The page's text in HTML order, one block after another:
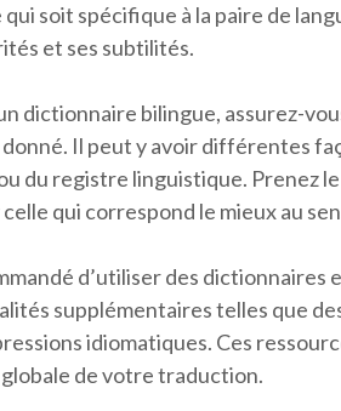
soit spécifique à la paire de
et ses subtilités.
dictionnaire bilingue, assurez-
Il peut y avoir différentes
du registre linguistique. Prenez
qui correspond le mieux au
d’utiliser des dictionnaires
supplémentaires telles que
idiomatiques. Ces
de votre traduction.